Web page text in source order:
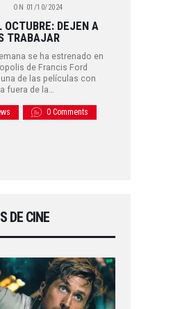
ON 01/10/2024
OCTUBRE: DEJEN A
TRABAJAR
se ha estrenado en
de Francis Ford
de las películas con
fuera de la…
0 Comments
DE CINE